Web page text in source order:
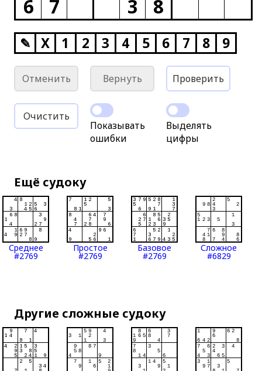
6
7 3 8
✎ X 1 2 3 4 5 6 7 8 9
Отменить Вернуть Проверить
Очистить
Показывать
ошибки
Выделять
цифры
Ещё судоку
Среднее
#2769
Простое
#2769
Базовое
#2769
Сложное
#6829
Другие сложные судоку